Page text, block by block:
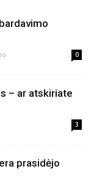
0
– ar atskiriate
3
prasidėjo